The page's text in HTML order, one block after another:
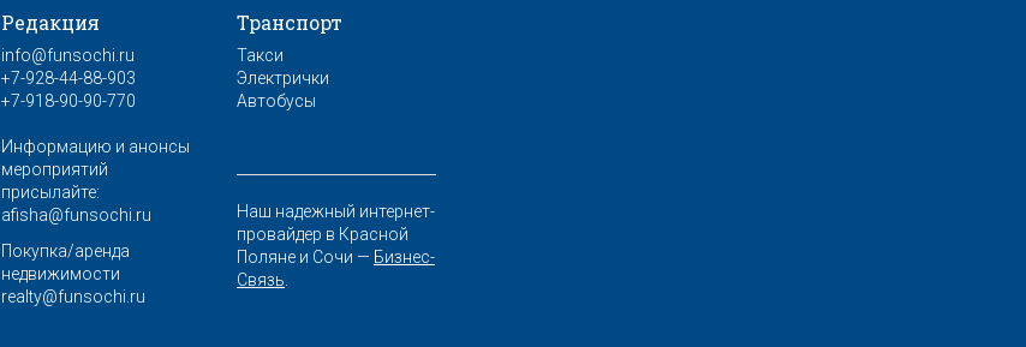
Редакция
info@funsochi.ru
+7-928-44-88-903
+7-918-90-90-770
Информацию и анонсы
мероприятий
присылайте:
afisha@funsochi.ru
Покупка/аренда
недвижимости
realty@funsochi.ru
Транспорт
Такси
Электрички
Автобусы
Наш надежный интернет-
провайдер в Красной
Поляне и Сочи — Бизнес-
Связь